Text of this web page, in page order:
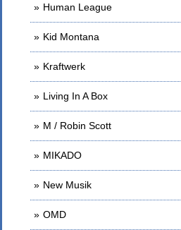
Human League
Kid Montana
Kraftwerk
Living In A Box
M / Robin Scott
MIKADO
New Musik
OMD